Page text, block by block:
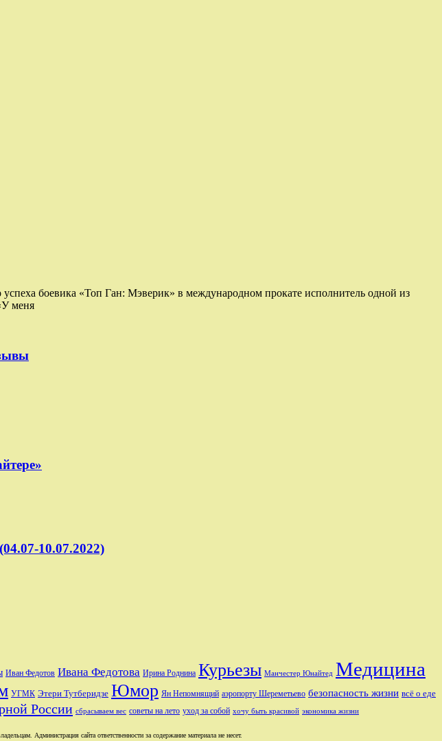
боевика «Топ Ган: Мэверик» в международном прокате исполнитель одной из
меня
10.07.2022)
Иван Федотов Ивана Федотова Ирина Роднина Курьезы Манчестер Юнайтед Медицина
УГМК Этери Тутберидзе Юмор Ян Непомнящий аэропорту Шереметьево безопасность жизни всё о еде
России сбрасываем вес советы на лето уход за собой хочу быть красивой экономика жизни
Администрация сайта ответственности за содержание материала не несет.